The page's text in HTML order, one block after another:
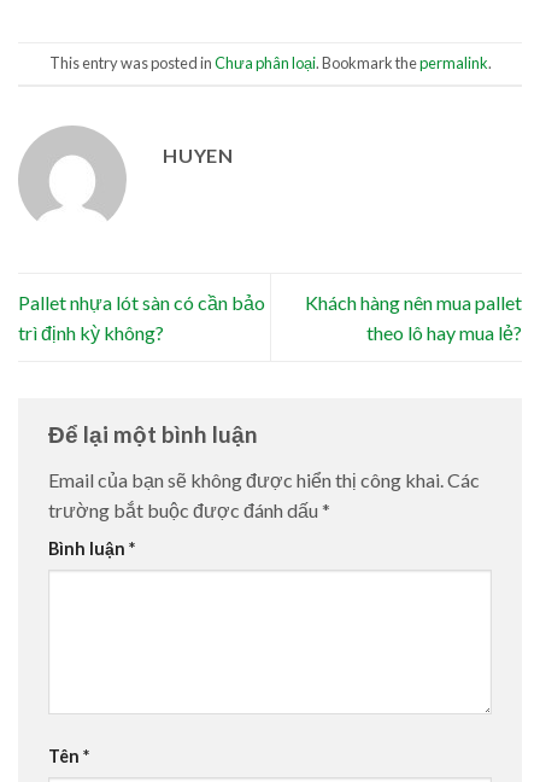
This entry was posted inChưa phân loại. Bookmark thepermalink.
HUYEN
Pallet nhựa lót sàn có cần bảo
trì định kỳ không?
Khách hàng nên mua pallet
theo lô hay mua lẻ?
Để lại một bình luận
Email của bạn sẽ không được hiển thị công khai.Các
trường bắt buộc được đánh dấu *
Bình luận *
Tên *